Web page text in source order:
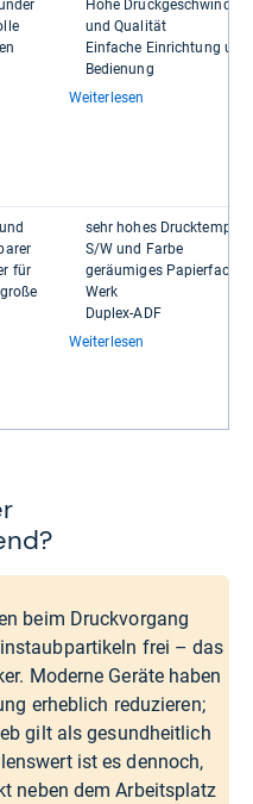
Hohe
und Qua­li­tät
Ein­fa­che Ein­rich­tung und
Bedie­nung
Weiterlesen
für
sehr hohes Druck­tempo
S/W und Farbe
geräu­mi­ges Papier­fach
Werk
Duplex-​ADF
Weiterlesen
beim Druckvorgang
frei – das
Moderne Geräte haben
erheblich reduzieren;
gilt als gesundheitlich
ist es dennoch,
neben dem Arbeitsplatz